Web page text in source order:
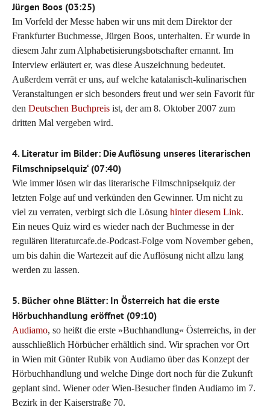
Jürgen Boos (03:25)
Im Vorfeld der Messe haben wir uns mit dem Direktor der
Frankfurter Buchmesse, Jürgen Boos, unterhalten. Er wurde in
diesem Jahr zum Alphabetisierungsbotschafter ernannt. Im
Interview erläutert er, was diese Auszeichnung bedeutet.
Außerdem verrät er uns, auf welche katalanisch-kulinarischen
Veranstaltungen er sich besonders freut und wer sein Favorit für
den Deutschen Buchpreis ist, der am 8. Oktober 2007 zum
dritten Mal vergeben wird.
4. Literatur im Bilder: Die Auflösung unseres literarischen
Filmschnipselquiz‘ (07:40)
Wie immer lösen wir das literarische Filmschnipselquiz der
letzten Folge auf und verkünden den Gewinner. Um nicht zu
viel zu verraten, verbirgt sich die Lösung hinter diesem Link.
Ein neues Quiz wird es wieder nach der Buchmesse in der
regulären literaturcafe.de-Podcast-Folge vom November geben,
um bis dahin die Wartezeit auf die Auflösung nicht allzu lang
werden zu lassen.
5. Bücher ohne Blätter: In Österreich hat die erste
Hörbuchhandlung eröffnet (09:10)
Audiamo, so heißt die erste »Buchhandlung« Österreichs, in der
ausschließlich Hörbücher erhältlich sind. Wir sprachen vor Ort
in Wien mit Günter Rubik von Audiamo über das Konzept der
Hörbuchhandlung und welche Dinge dort noch für die Zukunft
geplant sind. Wiener oder Wien-Besucher finden Audiamo im 7.
Bezirk in der Kaiserstraße 70.